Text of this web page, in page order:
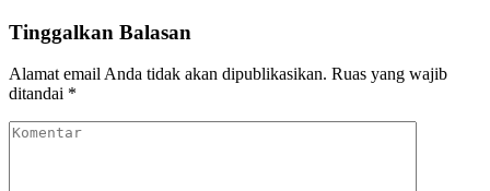
Tinggalkan Balasan
Alamat email Anda tidak akan dipublikasikan. Ruas yang wajib
ditandai *